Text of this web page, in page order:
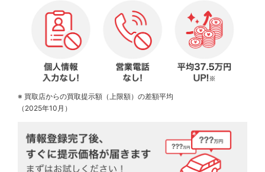
※ 買取店からの買取提示額（上限額）の差額平均
（2025年10月）